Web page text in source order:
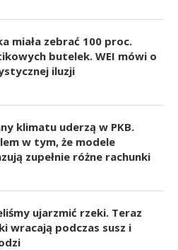
miała zebrać 100 proc.
butelek. WEI mówi o
iluzji
klimatu uderzą w PKB.
w tym, że modele
zupełnie różne rachunki
ujarzmić rzeki. Teraz
wracają podczas susz i